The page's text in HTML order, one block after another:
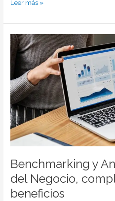
Leer más »
Benchmarking y
del Negocio,
beneficios
Benchmarking
Análisis
Predictivo
del
Negocio,
complementación
y
beneficios